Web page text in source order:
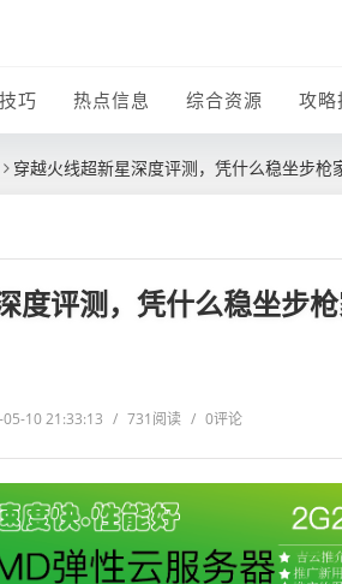
巧 热点信息 综合资源 攻略
穿越火线超新星深度评测，凭什么稳坐步枪
度评测，凭什么稳坐步
10 21:33:13 / 731阅读 / 0评论